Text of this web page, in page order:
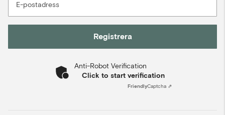
E-postadress
Registrera
Anti-Robot Verification
Click to start verification
FriendlyCaptcha ⇗